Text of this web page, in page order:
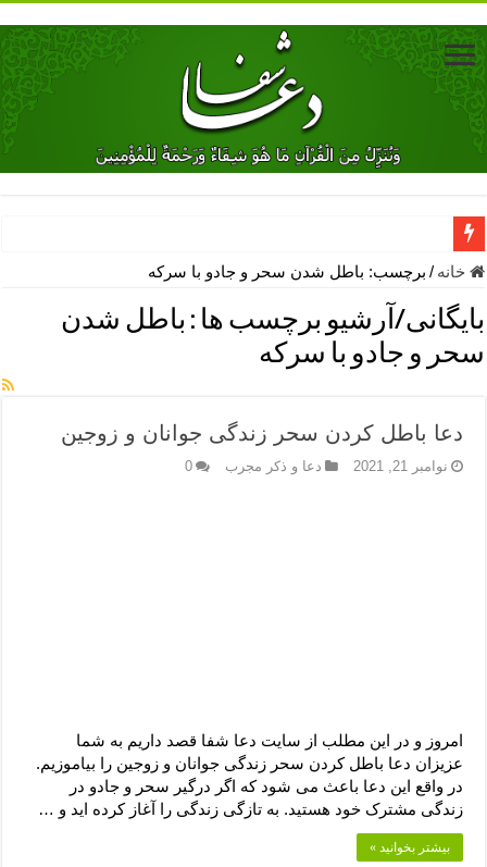
دعای جلب محبت فوری معشوق – دعای جلب محبت شوهر
دعای مشکل گشا برای رفع فقر – ذکرهای روزی‌ بخش
معجزات دعای یا من اظهر الجمیل – دعای یا من اظهر الجمیل برای
مهم ترین اذکار الهی و فضیلت آن ها – ذکر مخصوص مستجاب الدعوه
دعا برای ترس بچه ها در خواب – دعای ترس و بی خوابی کودکان
خانه / برچسب: باطل شدن سحر و جادو با سرکه
بایگانی/آرشیو برچسب ها : باطل شدن
سحر و جادو با سرکه
دعا باطل کردن سحر زندگی جوانان و زوجین
نوامبر 21, 2021 دعا و ذکر مجرب 0
امروز و در این مطلب از سایت دعا شفا قصد داریم به شما
عزیزان دعا باطل کردن سحر زندگی جوانان و زوجین را بیاموزیم.
در واقع این دعا باعث می شود که اگر درگیر سحر و جادو در
زندگی مشترک خود هستید. به تازگی زندگی را آغاز کرده اید و …
بیشتر بخوانید »